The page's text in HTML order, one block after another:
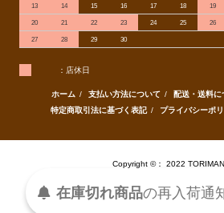
13 14 15 16 17 18 19
20 21 22 23 24 25 26
27 28 29 30
：店休日
ホーム / 支払い方法について / 配送・送料に
特定商取引法に基づく表記 / プライバシーポ
Copyright ©： 2022
Powered by
在庫切れ商品の再入荷通